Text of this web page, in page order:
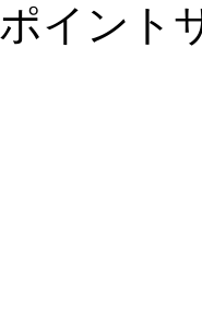
イント